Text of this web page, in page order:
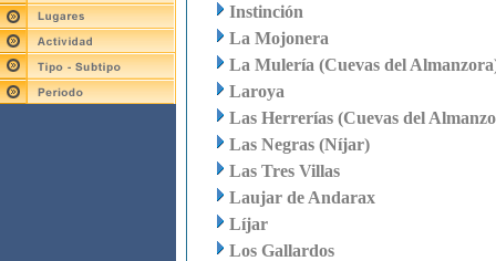
Instinción
La Mojonera
La Mulería (Cuevas del
Laroya
Las Herrerías (Cuevas del
Las Negras (Níjar)
Las Tres Villas
Laujar de Andarax
Líjar
Los Gallardos